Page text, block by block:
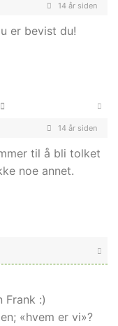
14 år siden
er bevist du!
14 år siden
til å bli tolket
noe annet.
Frank :)
«hvem er vi»?